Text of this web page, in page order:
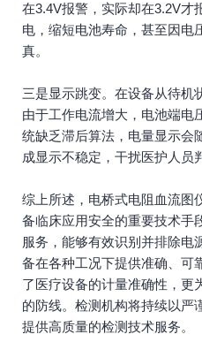
在3.4V报警，实际却在3.2V才
电，缩短电池寿命，甚至因电
真。
三是显示跳变。在设备从待机
由于工作电流增大，电池端电
统缺乏滞后算法，电量显示会
成显示不稳定，干扰医护人员
综上所述，电桥式电阻血流图
备临床应用安全的重要技术手
服务，能够有效识别并排除电
备在各种工况下提供准确、可
了医疗设备的计量准确性，更
的防线。检测机构将持续以严
提供高质量的检测技术服务。